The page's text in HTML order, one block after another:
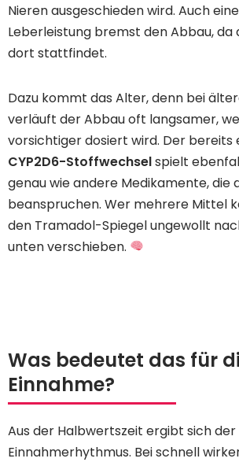
Nieren ausgeschieden wird. Auch
Leberleistung bremst den Abbau, da
dort stattfindet.
Dazu kommt das Alter, denn bei
verläuft der Abbau oft langsamer,
vorsichtiger dosiert wird. Der bereits
CYP2D6-Stoffwechselspielt
genau wie andere Medikamente, die
beanspruchen. Wer mehrere Mittel
den Tramadol-Spiegel ungewollt
unten verschieben.
Was bedeutet das für
Einnahme?
Aus der Halbwertszeit ergibt sich der
Einnahmerhythmus. Bei schnell